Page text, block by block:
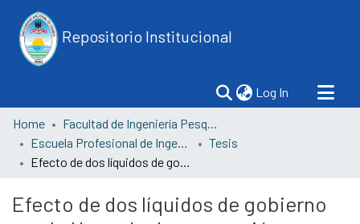
Repositorio Institucional
Log In (current)
Home
Facultad de Ingeniería Pesquera y Ciencias del Mar
Escuela Profesional de Ingeniería Industrial Pesquera
Tesis
Efecto de dos líquidos de gobierno en el pH, grado de aceptación e inocuidad de conservas enlatadas de sudado de peje blanco Caulolatilus affinis
Efecto de dos líquidos de gobierno